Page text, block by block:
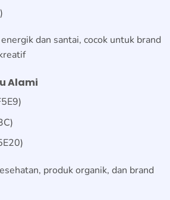
dan santai, cocok untuk brand
Alami
produk organik, dan brand